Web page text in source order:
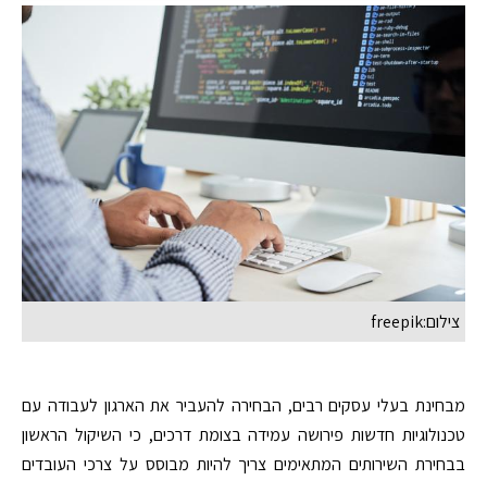
צילום:freepik
מבחינת בעלי עסקים רבים, הבחירה להעביר את הארגון לעבודה עם
טכנולוגיות חדשות פירושה עמידה בצומת דרכים, כי השיקול הראשון
בבחירת השירותים המתאימים צריך להיות מבוסס על צרכי העובדים